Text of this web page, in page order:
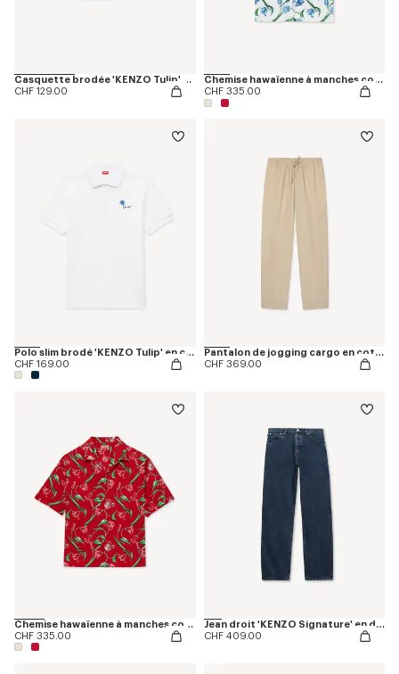
Casquette brodée 'KENZO Tulip' en sergé façon denim
CHF 129.00
Chemise hawaïenne à manches courtes 'KENZO Tulip' en coton
CHF 335.00
Polo slim brodé 'KENZO Tulip' en coton
CHF 169.00
Pantalon de jogging cargo en coton ripstop
CHF 369.00
Chemise hawaïenne à manches courtes 'KENZO Tulip' en coton
CHF 335.00
Jean droit 'KENZO Signature' en denim japonais
CHF 409.00